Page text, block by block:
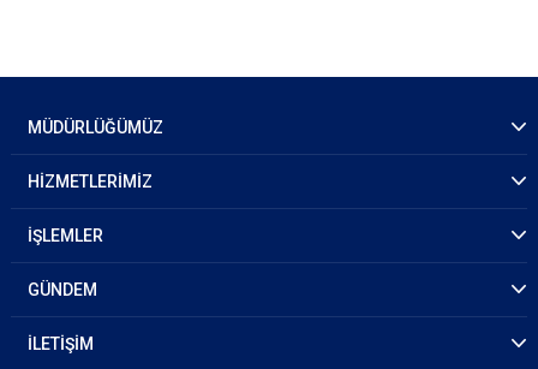
MÜDÜRLÜĞÜMÜZ
HİZMETLERİMİZ
İŞLEMLER
GÜNDEM
İLETİŞİM